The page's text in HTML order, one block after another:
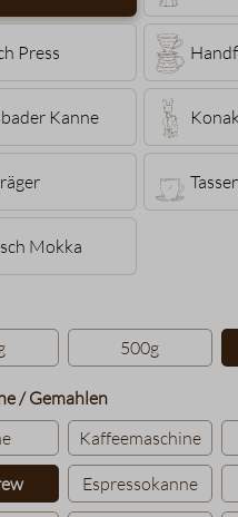
Press
Kanne
Mokka
500g
/ Gemahlenauswählen
Kaffeemaschine
Espressokanne